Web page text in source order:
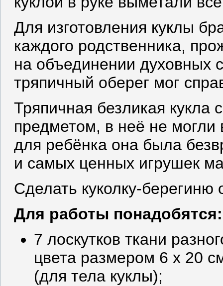
Для изготовления куклы
каждого родственника,
на объединении духовных
тряпичный оберег мог
Тряпичная безликая
предметом, в неё не могли
для ребёнка она была
и самых ценных игрушек
Сделать куколку-берегиню
Для работы понадобятся:
7 лоскутков ткани
цвета размером 6 х 20
(для тела куклы);